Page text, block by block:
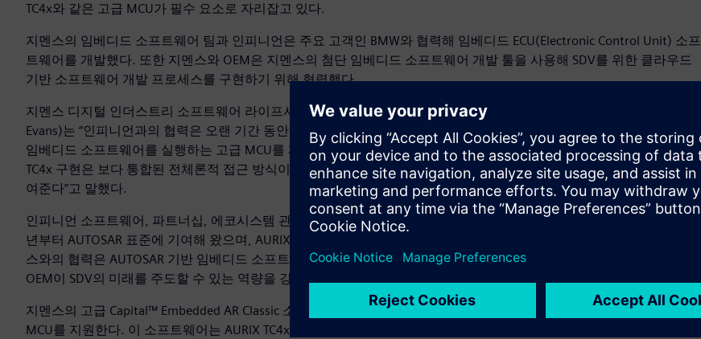
TC4x와 같은 고급 MCU가 필수 요소로 자리잡고 있다.
지멘스의 임베디드 소프트웨어 팀과 인피니언은 주요 고객인 BMW와 협력해 임베디드 ECU(Electronic Control Unit) 소프
트웨어를 개발했다. 또한 지멘스와 OEM은 지멘스의 첨단 임베디드 소프트웨어 개발 툴을 사용해 SDV를 위한 클라우드
기반 소프트웨어 개발 프로세스를 구현하기 위해 협력했다.
지멘스 디지털 인더스트리 소프트웨어 라이프사이클 협업 소프트웨어 부문 수석 부사장인 프랜시스 에반스(Frances
Evans)는 “인피니언과의 협력은 오랜 기간 동안 매우 성공적으로 진행돼 왔다. 선도적인 자동차 고객에게 AUTOSAR 기반
임베디드 소프트웨어를 실행하는 고급 MCU를 제공해 SDV 산업의 미래를 주도할 수 있도록 지원했다. 최초의 AURIX
TC4x 구현은 보다 통합된 전체론적 접근 방식이 SDV 업계가 고객이 요구하는 고급 기능을 제공을 어떻게 지원하는지 보
여준다”고 말했다.
인피니언 소프트웨어, 파트너십, 에코시스템 관리 담당 디렉터인 토마스 슈나이드(Thomas Schneid)는 “인피니언은 2004
년부터 AUTOSAR 표준에 기여해 왔으며, AURIX TC4x와 같은 MCU 포트폴리오에 AUTOSAR 솔루션을 제공하고 있다. 지멘
스와의 협력은 AUTOSAR 기반 임베디드 소프트웨어를 탑재한 첨단 MCU를 제공하는 데 중점을 두고 있다. 이를 통해
OEM이 SDV의 미래를 주도할 수 있는 역량을 강화한다”고 말했다.
지멘스의 고급 Capital™ Embedded AR Classic 소프트웨어는 AUTOSAR 소프트웨어 플랫폼으로 시장에서 가장 우수한
MCU를 지원한다. 이 소프트웨어는 AURIX TC4x의 멀티코어, 기능 안전, 사이버 보안 기능을 구현한다. 또한 기능 안전과